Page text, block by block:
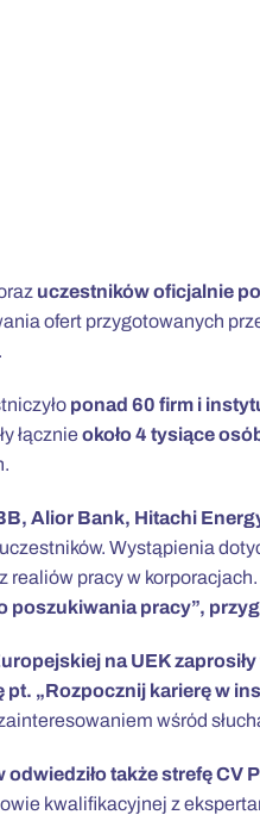
uczestników oficjalnie
ofert przygotowanych
.
ponad 60 firm i
łącznieokoło 4 tysiące
Alior Bank, Hitachi
Wystąpienia
realiów pracy w
poszukiwania pracy”,
na UEK
pt. „Rozpocznij karierę w
wśród
także strefę CV
kwalifikacyjnej z